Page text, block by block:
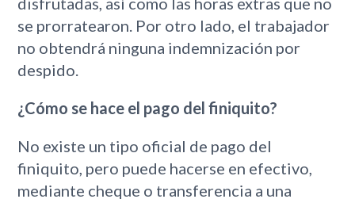
se prorratearon. Por otro lado, el trabajador
no obtendrá ninguna indemnización por
despido.
¿Cómo se hace el pago del finiquito?
No existe un tipo oficial de pago del
finiquito, pero puede hacerse en efectivo,
mediante cheque o transferencia a una